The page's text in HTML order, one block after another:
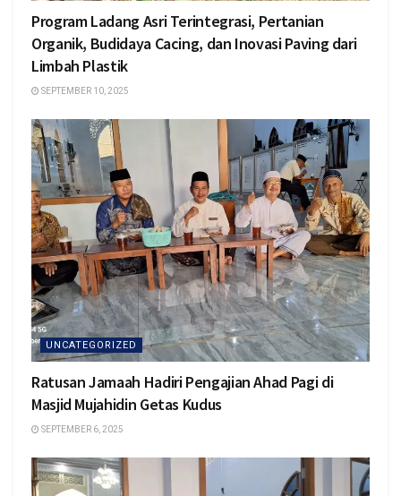
Program Ladang Asri Terintegrasi, Pertanian
Organik, Budidaya Cacing, dan Inovasi Paving dari
Limbah Plastik
SEPTEMBER 10, 2025
UNCATEGORIZED
Ratusan Jamaah Hadiri Pengajian Ahad Pagi di
Masjid Mujahidin Getas Kudus
SEPTEMBER 6, 2025